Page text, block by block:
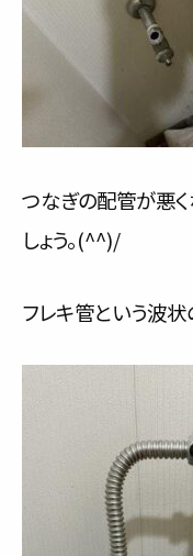
つなぎの配管が悪
しょう。(^^)/
フレキ管という波状